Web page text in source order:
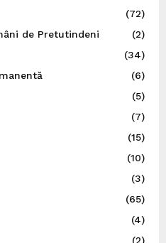
(72)
de Pretutindeni
(2)
(34)
(6)
(5)
(7)
(15)
(10)
(3)
(65)
(4)
(2)